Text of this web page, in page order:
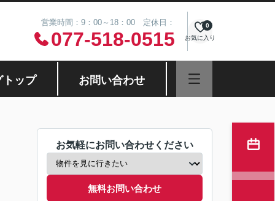
営業時間：9：00～18：00 定休日：
077-518-0515 お気に入り
0
トップ お問い合わせ
お気軽にお問い合わせください
無料お問い合わせ